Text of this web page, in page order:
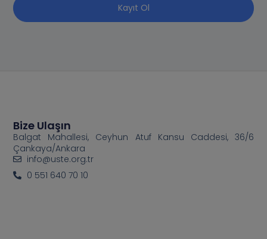
Kayıt Ol
Bize Ulaşın
Balgat Mahallesi, Ceyhun Atuf Kansu Caddesi, 36/6
Çankaya/Ankara
info@uste.org.tr
0 551 640 70 10